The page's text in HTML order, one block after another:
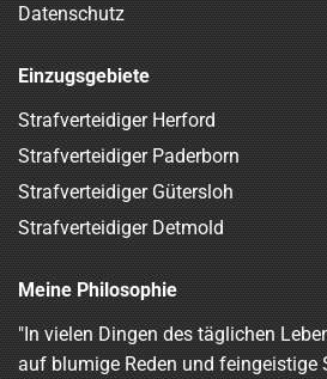
Datenschutz
Einzugsgebiete
Strafverteidiger Herford
Strafverteidiger Paderborn
Strafverteidiger Gütersloh
Strafverteidiger Detmold
Meine Philosophie
"In vielen Dingen des täglichen
auf blumige Reden und feingeistige